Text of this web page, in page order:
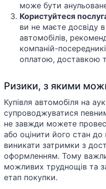
може бути
Користуйтеся
ви не маєте досвіду
автомобілів,
компаній-
оплатою, доставкою
Ризики, з якими
Купівля автомобіля на
супроводжуватися
не завжди можете
або оцінити його стан
виникати затримки з
оформленням. Тому
можливих труднощів та
етап покупки.